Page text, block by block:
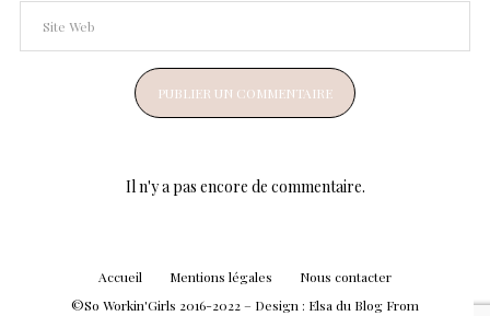
Il n'y a pas encore de commentaire.
Accueil Mentions légales
Nous contacter
©So Workin'Girls 2016-2022 – Design : Elsa du Blog From